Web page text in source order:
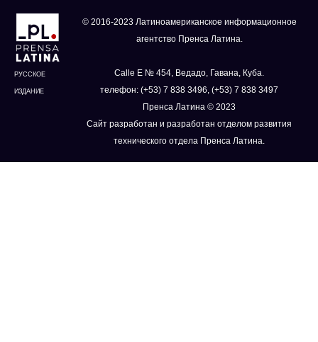
РУССКОЕ
ИЗДАНИЕ
© 2016-2023 Латиноамериканское информационное
агентство Пренса Латина.
Calle E № 454, Ведадо, Гавана, Куба.
телефон: (+53) 7 838 3496, (+53) 7 838 3497
Пренса Латина © 2023
Сайт разработан и разработан отделом развития
технического отдела Пренса Латина.